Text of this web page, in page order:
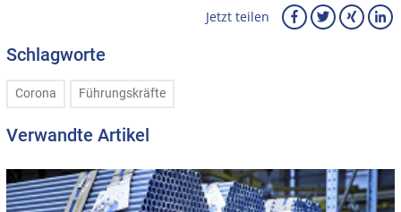
Jetzt teilen
Schlagworte
Corona Führungskräfte
Verwandte Artikel